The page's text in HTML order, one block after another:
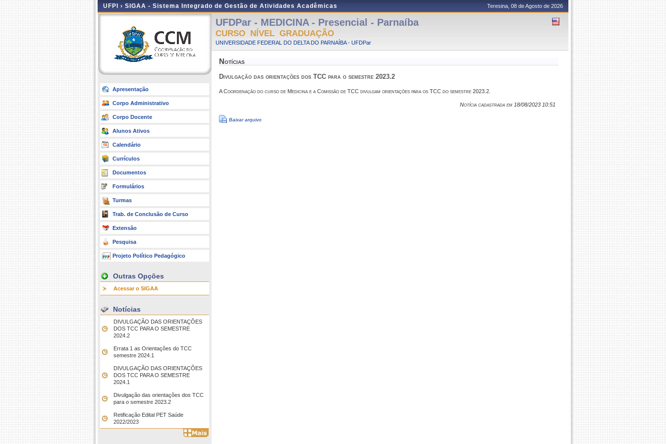
UFPI › SIGAA - Sistema Integrado de Gestão de Atividades Acadêmicas Teresina, 08 de Agosto de 2026
Apresentação
Corpo Administrativo
Corpo Docente
Alunos Ativos
Calendário
Currículos
Documentos
Formulários
Turmas
Trab. de Conclusão de Curso
Extensão
Pesquisa
Projeto Político Pedagógico
Outras Opções
Acessar o SIGAA
Notícias
DIVULGAÇÃO DAS ORIENTAÇÕES
DOS TCC PARA O SEMESTRE
2024.2
Errata 1 as Orientações do TCC
semestre 2024.1
DIVULGAÇÃO DAS ORIENTAÇÕES
DOS TCC PARA O SEMESTRE
2024.1
Divulgação das orientações dos TCC
para o semestre 2023.2
Retificação Edital PET Saúde
2022/2023
UFDPar - MEDICINA - Presencial - Parnaíba
CURSO NÍVEL GRADUAÇÃO
UNIVERSIDADE FEDERAL DO DELTA DO PARNAÍBA - UFDPar
Notícias
Divulgação das orientações dos TCC para o semestre 2023.2
A Coordenação do curso de Medicina e a Comissão de TCC divulgam orientações para os TCC do semestre 2023.2.
Notícia cadastrada em 18/08/2023 10:51
Baixar arquivo